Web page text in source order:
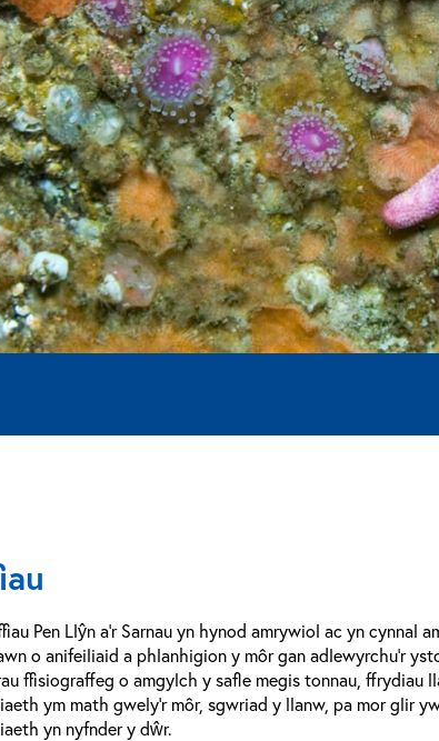
Pen Llŷn a’r Sarnau yn hynod amrywiol ac yn cynnal
o anifeiliaid a phlanhigion y môr gan adlewyrchu’r
ffisiograffeg o amgylch y safle megis tonnau, ffrydiau
ym math gwely’r môr, sgwriad y llanw, pa mor glir
yn nyfnder y dŵr.